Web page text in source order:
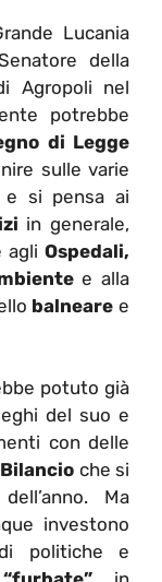
Lucania
della
Agropoli nel
potrebbe
di Legge
sulle varie
e si pensa ai
in generale,
agliOspedali,
e alla
balneare e
potuto già
del suo e
con delle
che si
Ma
investono
politiche e